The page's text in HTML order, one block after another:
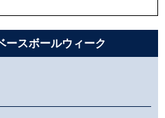
ースボールウィーク